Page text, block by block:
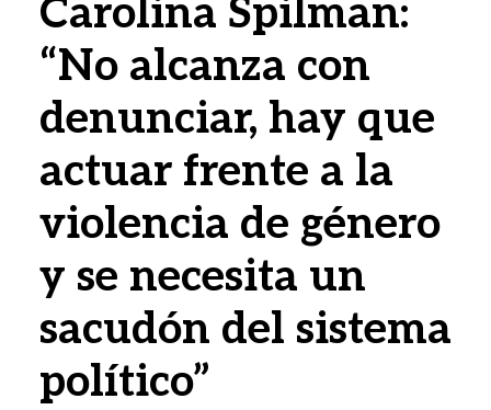
Carolina Spilman:
“No alcanza con
denunciar, hay que
actuar frente a la
violencia de género
y se necesita un
sacudón del sistema
político”